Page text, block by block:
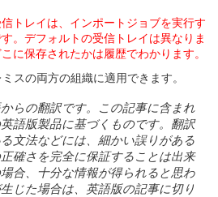
トレイは、インポートジョブを実行す
。デフォルトの受信トレイは異なりま
に保存されたかは履歴でわかります。
スの両方の組織に適用できます。
からの翻訳です。 この記事に含まれ
英語版製品に基づくものです。翻訳
文法などには 、細かい誤りがある
正確さを完全に保証することは出来
場合、十分な情報が得られると思わ
生じた場合は 、英語版の記事に切り